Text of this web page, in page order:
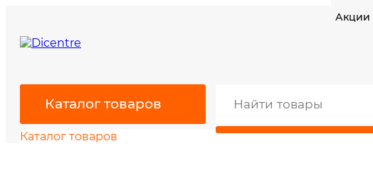
Акции
Каталог товаров
Каталог товаров